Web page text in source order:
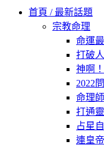
首頁 / 最新話題
宗教命理
命運
打破
神啊
2022
命理
打通
占星
連皇